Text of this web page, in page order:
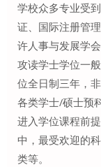
学校众多专业受
证、国际注册管
许人事与发展学会
攻读学士学位一
位全日制三年，
各类学士/硕士预
进入学位课程前
中，最受欢迎的
类等。